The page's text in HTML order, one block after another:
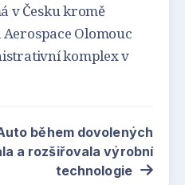
v Česku kromě
Olomouc
komplex v
během dovolených
a rozšiřovala výrobní
technologie